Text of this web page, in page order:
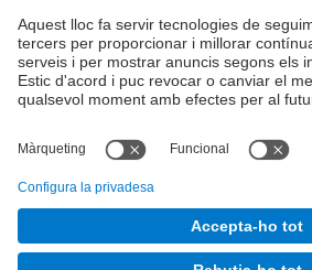
E-mail :junta.pasf@upc.edu
Formulari de contacte
Junta PAS Funcionari